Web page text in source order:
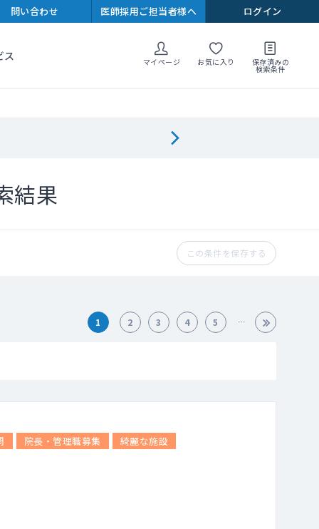
問い合わせ 医師採用ご担当者様へ ログイン
ス マイページ お気に入り 保存済みの
検索条件
結果
この条件を保存する
1 2 3 4 5
院長・管理職募集
綺麗な施設